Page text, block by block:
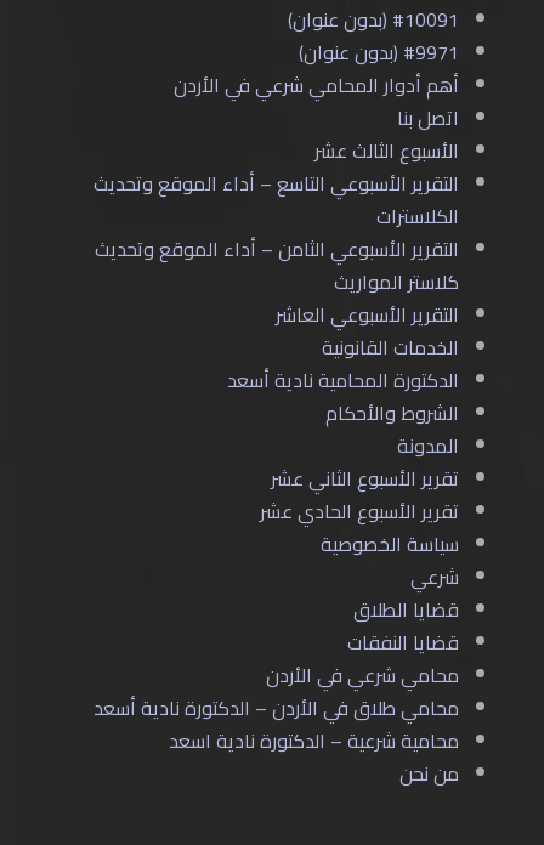
#10091 (بدون عنوان)
#9971 (بدون عنوان)
أهم أدوار المحامي شرعي في الأردن
اتصل بنا
الأسبوع الثالث عشر
التقرير الأسبوعي التاسع – أداء الموقع وتحديث
الكلاسترات
التقرير الأسبوعي الثامن – أداء الموقع وتحديث
كلاستر المواريث
التقرير الأسبوعي العاشر
الخدمات القانونية
الدكتورة المحامية نادية أسعد
الشروط والأحكام
المدونة
تقرير الأسبوع الثاني عشر
تقرير الأسبوع الحادي عشر
سياسة الخصوصية
شرعي
قضايا الطلاق
قضايا النفقات
محامي شرعي في الأردن
محامي طلاق في الأردن – الدكتورة نادية أسعد
محامية شرعية – الدكتورة نادية اسعد
من نحن